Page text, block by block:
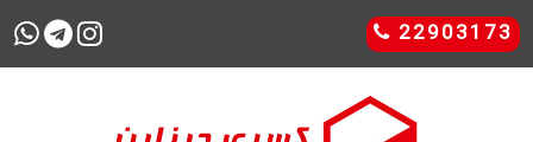
22903173